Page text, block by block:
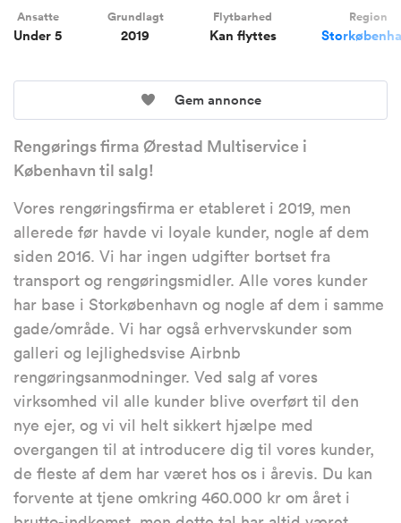
Ansatte
Under 5
Grundlagt
2019
Flytbarhed
Kan flyttes
Region
Gem annonce
Rengørings firma Ørestad Multiservice i
København til salg!
Vores rengøringsfirma er etableret i 2019, men
allerede før havde vi loyale kunder, nogle af dem
siden 2016. Vi har ingen udgifter bortset fra
transport og rengøringsmidler. Alle vores kunder
har base i Storkøbenhavn og nogle af dem i samme
gade/område. Vi har også erhvervskunder som
galleri og lejlighedsvise Airbnb
rengøringsanmodninger. Ved salg af vores
virksomhed vil alle kunder blive overført til den
nye ejer, og vi vil helt sikkert hjælpe med
overgangen til at introducere dig til vores kunder,
de fleste af dem har været hos os i årevis. Du kan
forvente at tjene omkring 460.000 kr om året i